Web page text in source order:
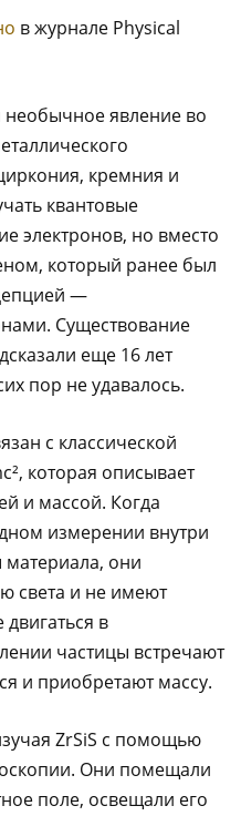
в журнале Physical
явление во
кремния и
квантовые
электронов, но вместо
который ранее был
—
Существование
еще 16 лет
пор не удавалось.
с классической
которая описывает
и массой. Когда
измерении внутри
материала, они
света и не имеют
в
частицы встречают
и приобретают массу.
ZrSiS с помощью
Они помещали
поле, освещали его